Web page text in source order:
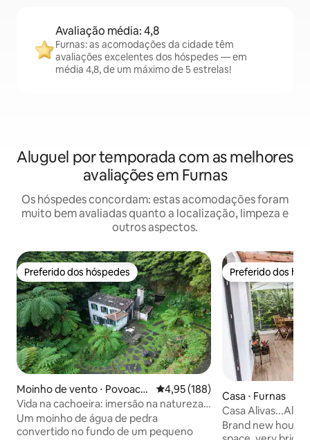
Avaliação média: 4,8
Furnas: as acomodações da cidade têm
avaliações excelentes dos hóspedes — em
média 4,8, de um máximo de 5 estrelas!
Aluguel por temporada com as melhores
avaliações em Furnas
Os hóspedes concordam: estas acomodações foram
muito bem avaliadas quanto a localização, limpeza e
outros aspectos.
Preferido dos hóspedes
Preferido dos hóspedes
Moinho de vento ⋅ Povoaca
o
4,95 de uma avaliação média de
4,95 (188)
Vida na cachoeira: imersão na natureza
isolada
Um moinho de água de pedra
convertido no fundo de um pequeno
Preferido dos
Preferido dos
Casa ⋅ Furnas
Casa Alivas...Ali
única
Brand new